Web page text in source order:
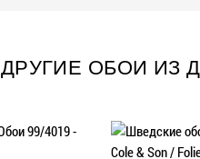
ДРУГИЕ ОБОИ ИЗ